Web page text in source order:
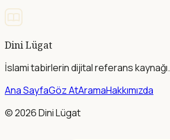
Dini Lügat
İslami tabirlerin dijital referans kaynağı.
Ana SayfaGöz AtAramaHakkımızda
©2026Dini Lügat